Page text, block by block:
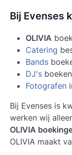
Bij Evenses
OLIVIA
Catering
Bands
DJ's boeken
Fotografen
Bij Evenses is
werken wij
OLIVIA
OLIVIA maakt